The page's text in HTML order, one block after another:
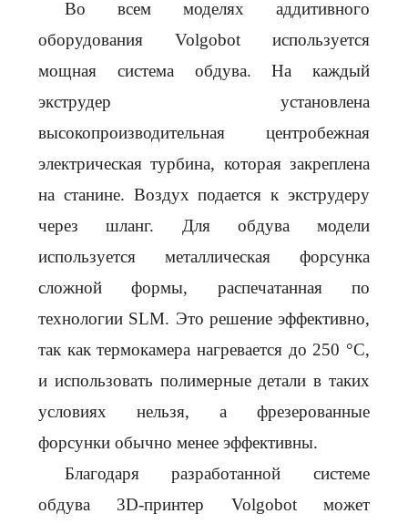
Во всем моделях аддитивного
оборудования Volgobot используется
мощная система обдува. На каждый
экструдер установлена
высокопроизводительная центробежная
электрическая турбина, которая закреплена
на станине. Воздух подается к экструдеру
через шланг. Для обдува модели
используется металлическая форсунка
сложной формы, распечатанная по
технологии SLM. Это решение эффективно,
так как термокамера нагревается до 250 °C,
и использовать полимерные детали в таких
условиях нельзя, а фрезерованные
форсунки обычно менее эффективны.
Благодаря разработанной системе
обдува 3D-принтер Volgobot может